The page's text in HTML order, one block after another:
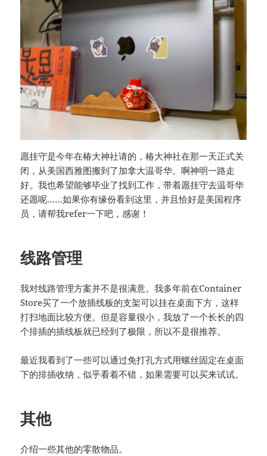
愿挂守是今年在椿大神社请的，椿大神社在那一天正式关
闭，从美国西雅图搬到了加拿大温哥华。啊神明一路走
好。我也希望能够毕业了找到工作，带着愿挂守去温哥华
还愿呢……如果你有缘份看到这里，并且恰好是美国程序
员，请帮我refer一下吧，感谢！
线路管理
我对线路管理方案并不是很满意。我多年前在Container
Store买了一个放插线板的支架可以挂在桌面下方，这样
打扫地面比较方便。但是容量很小，我放了一个长长的四
个排插的插线板就已经到了极限，所以不是很推荐。
最近我看到了一些可以通过免打孔方式用螺丝固定在桌面
下的排插收纳，似乎看着不错，如果需要可以买来试试。
其他
介绍一些其他的零散物品。